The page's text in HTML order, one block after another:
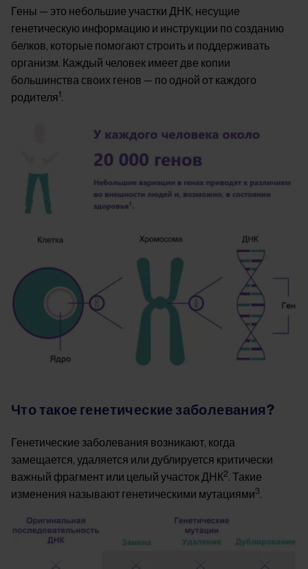
Гены — это небольшие участки ДНК, несущие
генетическую информацию и инструкции по созданию
белков, которые помогают строить и поддерживать
организм. Каждый человек имеет две копии
большинства своих генов — по одной от каждого
родителя1 .
Image
Что такое генетические заболевания?
Генетические заболевания возникают, когда
замещается, удаляется или дублируется критически
важный фрагмент или целый участок ДНК2. Такие
изменения называют генетическими мутациями3.
Image